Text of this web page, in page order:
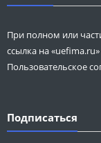
При полном или
ссылка на
Пользовательское
Подписаться